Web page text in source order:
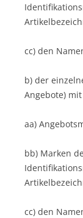
cc) den
b) der
Angebote) mit
aa)
bb) Marken
cc) den